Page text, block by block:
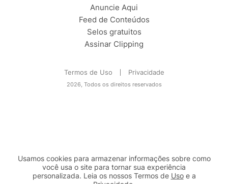
Anuncie Aqui
Feed de Conteúdos
Selos gratuitos
Assinar Clipping
Termos de Uso Privacidade
2026, Todos os direitos reservados
Usamos cookies para armazenar informações sobre como
você usa o site para tornar sua experiência
personalizada. Leia os nossos Termos de Usoe a